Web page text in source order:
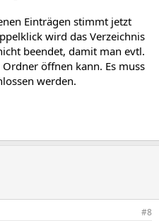
Einträgen stimmt jetzt
wird das Verzeichnis
beendet, damit man evtl.
öffnen kann. Es muss
werden.
#8